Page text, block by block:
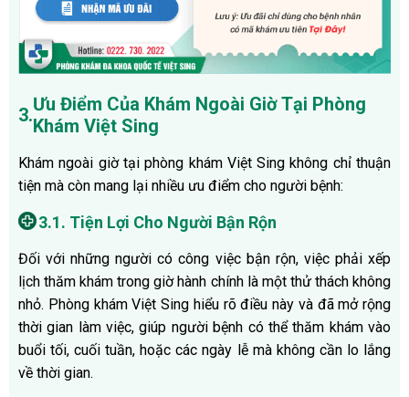
3.Ưu Điểm Của Khám Ngoài Giờ Tại Phòng
Khám Việt Sing
Khám ngoài giờ tại phòng khám Việt Sing không chỉ thuận
tiện mà còn mang lại nhiều ưu điểm cho người bệnh:
3.1. Tiện Lợi Cho Người Bận Rộn
Đối với những người có công việc bận rộn, việc phải xếp
lịch thăm khám trong giờ hành chính là một thử thách không
nhỏ. Phòng khám Việt Sing hiểu rõ điều này và đã mở rộng
thời gian làm việc, giúp người bệnh có thể thăm khám vào
buổi tối, cuối tuần, hoặc các ngày lễ mà không cần lo lắng
về thời gian.